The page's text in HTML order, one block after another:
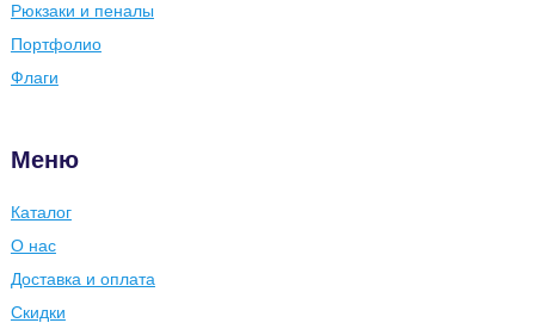
Рюкзаки и пеналы
Портфолио
Флаги
Меню
Каталог
О нас
Доставка и оплата
Скидки